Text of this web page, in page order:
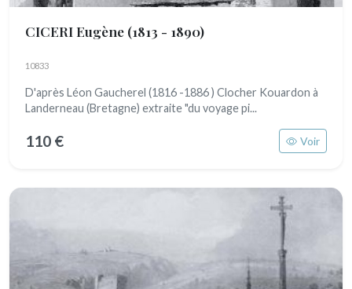
CICERI Eugène (1813 - 1890)
10833
D'après Léon Gaucherel (1816 -1886 ) Clocher Kouardon à
Landerneau (Bretagne) extraite "du voyage pi...
110 € Voir